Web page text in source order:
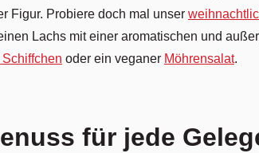
Figur. Probiere doch mal unser
Lachs mit einer aromatischen und
oder ein veganer Möhrensalat.
für jede